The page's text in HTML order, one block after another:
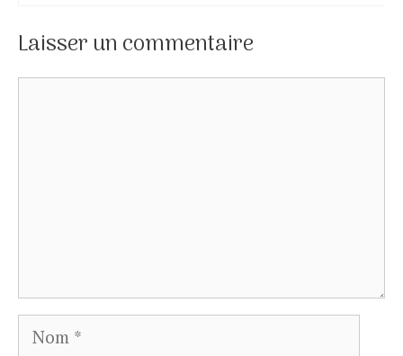
Laisser un commentaire
Nom